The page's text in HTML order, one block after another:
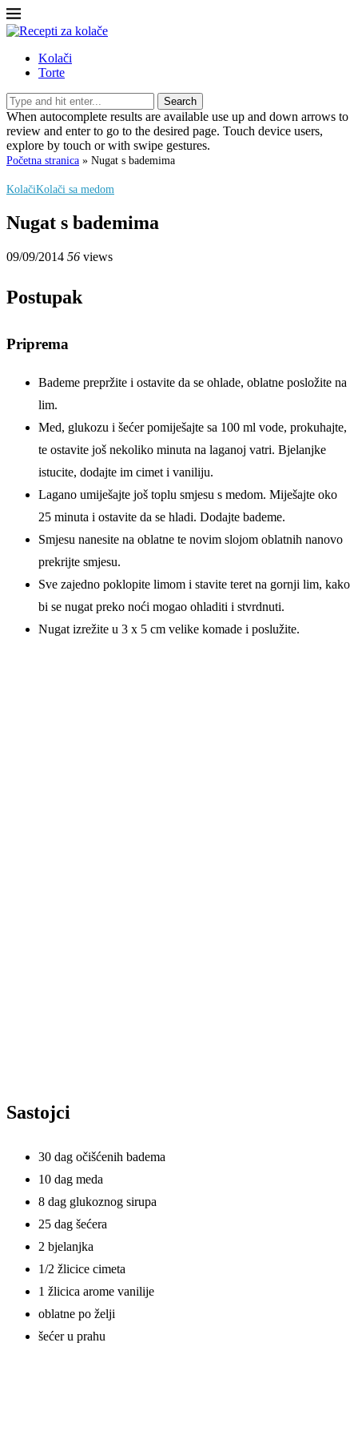
Kolači
Torte
Search
When autocomplete results are available use up and down arrows to
review and enter to go to the desired page. Touch device users,
explore by touch or with swipe gestures.
Početna stranica » Nugat s bademima
KolačiKolači sa medom
Nugat s bademima
09/09/2014 56 views
Postupak
Priprema
Bademe prepržite i ostavite da se ohlade, oblatne posložite na
lim.
Med, glukozu i šećer pomiješajte sa 100 ml vode, prokuhajte,
te ostavite još nekoliko minuta na laganoj vatri. Bjelanjke
istucite, dodajte im cimet i vaniliju.
Lagano umiješajte još toplu smjesu s medom. Miješajte oko
25 minuta i ostavite da se hladi. Dodajte bademe.
Smjesu nanesite na oblatne te novim slojom oblatnih nanovo
prekrijte smjesu.
Sve zajedno poklopite limom i stavite teret na gornji lim, kako
bi se nugat preko noći mogao ohladiti i stvrdnuti.
Nugat izrežite u 3 x 5 cm velike komade i poslužite.
Sastojci
30 dag očišćenih badema
10 dag meda
8 dag glukoznog sirupa
25 dag šećera
2 bjelanjka
1/2 žlicice cimeta
1 žlicica arome vanilije
oblatne po želji
šećer u prahu